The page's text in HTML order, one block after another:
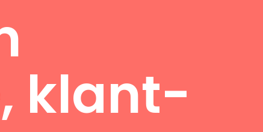
klant-